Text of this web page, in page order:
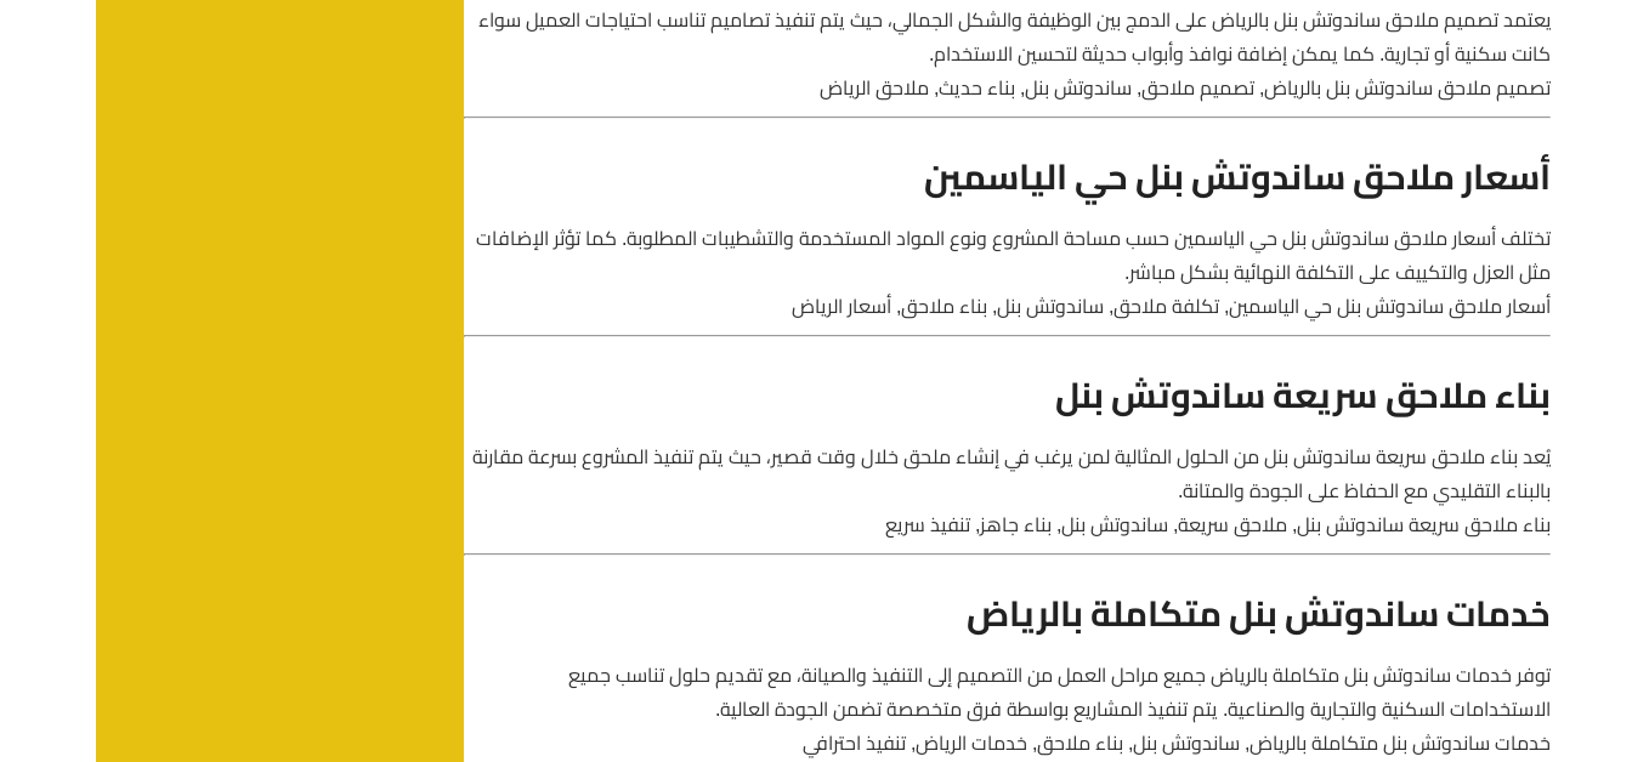
يعتمد تصميم ملاحق ساندوتش بنل بالرياض على الدمج بين الوظيفة والشكل الجمالي، حيث يتم تنفيذ تصاميم تناسب احتياجات العميل سواء
كانت سكنية أو تجارية. كما يمكن إضافة نوافذ وأبواب حديثة لتحسين الاستخدام.
تصميم ملاحق ساندوتش بنل بالرياض, تصميم ملاحق, ساندوتش بنل, بناء حديث, ملاحق الرياض
أسعار ملاحق ساندوتش بنل حي الياسمين
تختلف أسعار ملاحق ساندوتش بنل حي الياسمين حسب مساحة المشروع ونوع المواد المستخدمة والتشطيبات المطلوبة. كما تؤثر الإضافات
مثل العزل والتكييف على التكلفة النهائية بشكل مباشر.
أسعار ملاحق ساندوتش بنل حي الياسمين, تكلفة ملاحق, ساندوتش بنل, بناء ملاحق, أسعار الرياض
بناء ملاحق سريعة ساندوتش بنل
يُعد بناء ملاحق سريعة ساندوتش بنل من الحلول المثالية لمن يرغب في إنشاء ملحق خلال وقت قصير، حيث يتم تنفيذ المشروع بسرعة مقارنة
بالبناء التقليدي مع الحفاظ على الجودة والمتانة.
بناء ملاحق سريعة ساندوتش بنل, ملاحق سريعة, ساندوتش بنل, بناء جاهز, تنفيذ سريع
خدمات ساندوتش بنل متكاملة بالرياض
توفر خدمات ساندوتش بنل متكاملة بالرياض جميع مراحل العمل من التصميم إلى التنفيذ والصيانة، مع تقديم حلول تناسب جميع
الاستخدامات السكنية والتجارية والصناعية. يتم تنفيذ المشاريع بواسطة فرق متخصصة تضمن الجودة العالية.
خدمات ساندوتش بنل متكاملة بالرياض, ساندوتش بنل, بناء ملاحق, خدمات الرياض, تنفيذ احترافي